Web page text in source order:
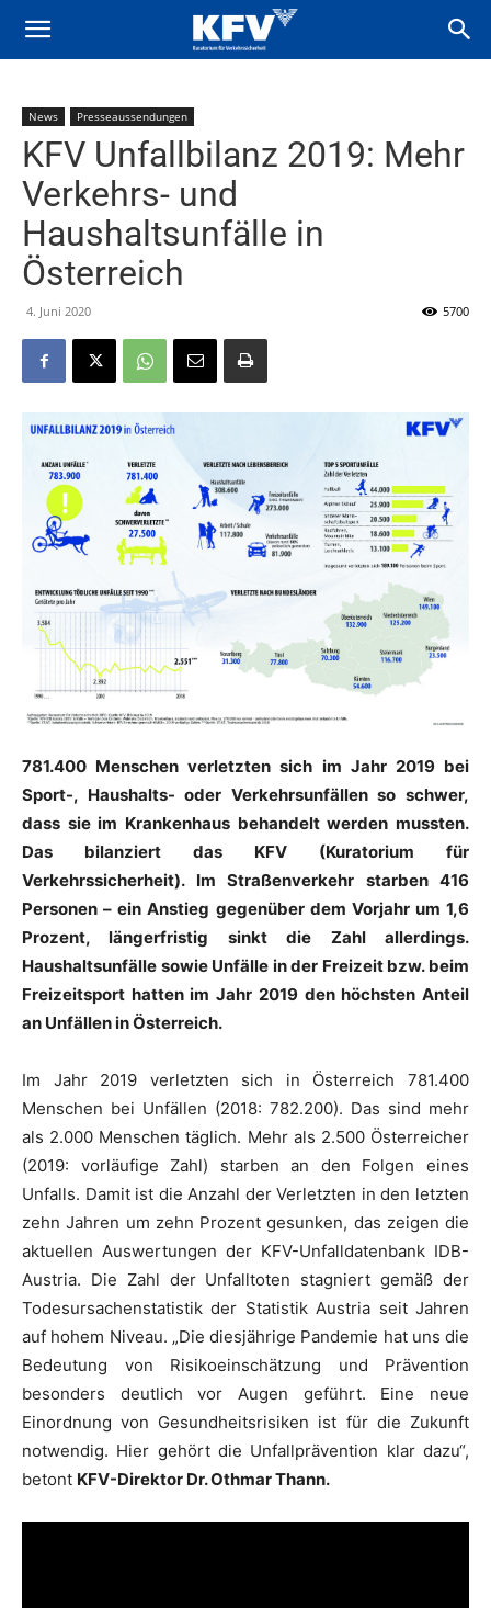
News Presseaussendungen
KFV Unfallbilanz 2019: Mehr
Verkehrs- und
Haushaltsunfälle in
Österreich
4. Juni 2020 5700
781.400 Menschen verletzten sich im Jahr 2019 bei
Sport-, Haushalts- oder Verkehrsunfällen so schwer,
dass sie im Krankenhaus behandelt werden mussten.
Das bilanziert das KFV (Kuratorium für
Verkehrssicherheit). Im Straßenverkehr starben 416
Personen – ein Anstieg gegenüber dem Vorjahr um 1,6
Prozent, längerfristig sinkt die Zahl allerdings.
Haushaltsunfälle sowie Unfälle in der Freizeit bzw. beim
Freizeitsport hatten im Jahr 2019 den höchsten Anteil
an Unfällen in Österreich.
Im Jahr 2019 verletzten sich in Österreich 781.400
Menschen bei Unfällen (2018: 782.200). Das sind mehr
als 2.000 Menschen täglich. Mehr als 2.500 Österreicher
(2019: vorläufige Zahl) starben an den Folgen eines
Unfalls. Damit ist die Anzahl der Verletzten in den letzten
zehn Jahren um zehn Prozent gesunken, das zeigen die
aktuellen Auswertungen der KFV-Unfalldatenbank IDB-
Austria. Die Zahl der Unfalltoten stagniert gemäß der
Todesursachenstatistik der Statistik Austria seit Jahren
auf hohem Niveau. „Die diesjährige Pandemie hat uns die
Bedeutung von Risikoeinschätzung und Prävention
besonders deutlich vor Augen geführt. Eine neue
Einordnung von Gesundheitsrisiken ist für die Zukunft
notwendig. Hier gehört die Unfallprävention klar dazu“,
betont KFV-Direktor Dr. Othmar Thann.